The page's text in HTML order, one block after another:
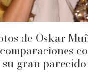
de Oskar
gran parecido